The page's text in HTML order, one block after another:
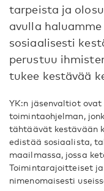
tarpeista ja
avulla
sosiaalisesti
perustuu
tukee kestävää
YK:n jäsenvaltiot ovat
toimintaohjelman,
tähtäävät kestävään
edistää sosiaalista,
maailmassa, jossa
Toimintarajoitteiset
nimenomaisesti